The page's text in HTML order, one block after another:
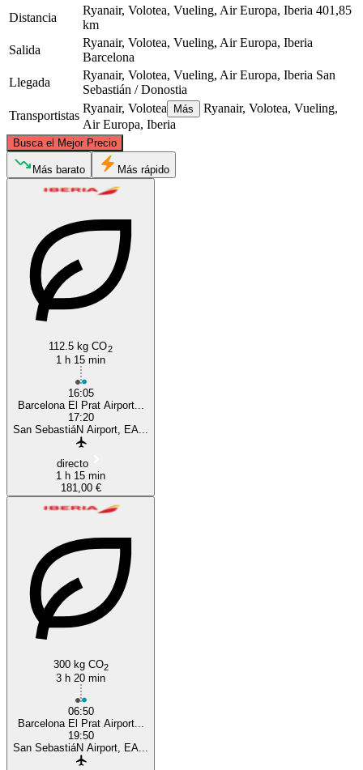
Distancia
Ryanair, Volotea, Vueling, Air Europa, Iberia 401,85
km
Salida
Ryanair, Volotea, Vueling, Air Europa, Iberia
Barcelona
Llegada
Ryanair, Volotea, Vueling, Air Europa, Iberia San
Sebastián / Donostia
Transportistas
Ryanair, Volotea Más
Ryanair, Volotea, Vueling,
Air Europa, Iberia
Busca el Mejor Precio
San Sebastián / Donostia
Más barato Más rápido
112.5 kg CO2
1 h 15 min
16:05
Barcelona El Prat Airport...
17:20
San SebastiáN Airport, EA...
directo
1 h 15 min
181,00 €
300 kg CO2
3 h 20 min
06:50
Barcelona El Prat Airport...
19:50
San SebastiáN Airport, EA...